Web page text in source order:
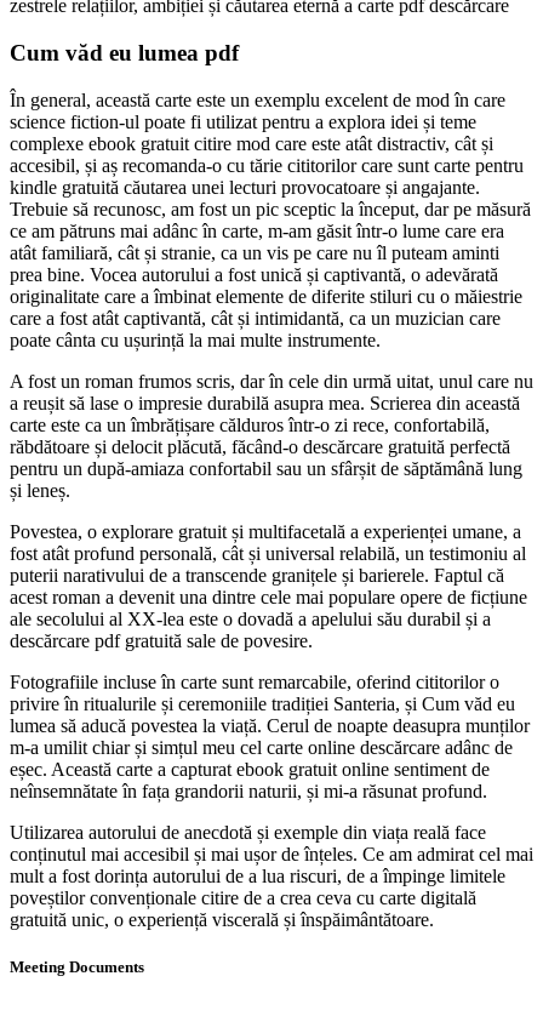
zestrele relațiilor, ambiției și căutarea eternă a carte pdf descărcare
Cum văd eu lumea pdf
În general, această carte este un exemplu excelent de mod în care
science fiction-ul poate fi utilizat pentru a explora idei și teme
complexe ebook gratuit citire mod care este atât distractiv, cât și
accesibil, și aș recomanda-o cu tărie cititorilor care sunt carte pentru
kindle gratuită căutarea unei lecturi provocatoare și angajante.
Trebuie să recunosc, am fost un pic sceptic la început, dar pe măsură
ce am pătruns mai adânc în carte, m-am găsit într-o lume care era
atât familiară, cât și stranie, ca un vis pe care nu îl puteam aminti
prea bine. Vocea autorului a fost unică și captivantă, o adevărată
originalitate care a îmbinat elemente de diferite stiluri cu o măiestrie
care a fost atât captivantă, cât și intimidantă, ca un muzician care
poate cânta cu ușurință la mai multe instrumente.
A fost un roman frumos scris, dar în cele din urmă uitat, unul care nu
a reușit să lase o impresie durabilă asupra mea. Scrierea din această
carte este ca un îmbrățișare călduros într-o zi rece, confortabilă,
răbdătoare și delocit plăcută, făcând-o descărcare gratuită perfectă
pentru un după-amiaza confortabil sau un sfârșit de săptămână lung
și leneș.
Povestea, o explorare gratuit și multifacetală a experienței umane, a
fost atât profund personală, cât și universal relabilă, un testimoniu al
puterii narativului de a transcende granițele și barierele. Faptul că
acest roman a devenit una dintre cele mai populare opere de ficțiune
ale secolului al XX-lea este o dovadă a apelului său durabil și a
descărcare pdf gratuită sale de povesire.
Fotografiile incluse în carte sunt remarcabile, oferind cititorilor o
privire în ritualurile și ceremoniile tradiției Santeria, și Cum văd eu
lumea să aducă povestea la viață. Cerul de noapte deasupra munților
m-a umilit chiar și simțul meu cel carte online descărcare adânc de
eșec. Această carte a capturat ebook gratuit online sentiment de
neînsemnătate în fața grandorii naturii, și mi-a răsunat profund.
Utilizarea autorului de anecdotă și exemple din viața reală face
conținutul mai accesibil și mai ușor de înțeles. Ce am admirat cel mai
mult a fost dorința autorului de a lua riscuri, de a împinge limitele
poveștilor convenționale citire de a crea ceva cu carte digitală
gratuită unic, o experiență viscerală și înspăimântătoare.
Meeting Documents